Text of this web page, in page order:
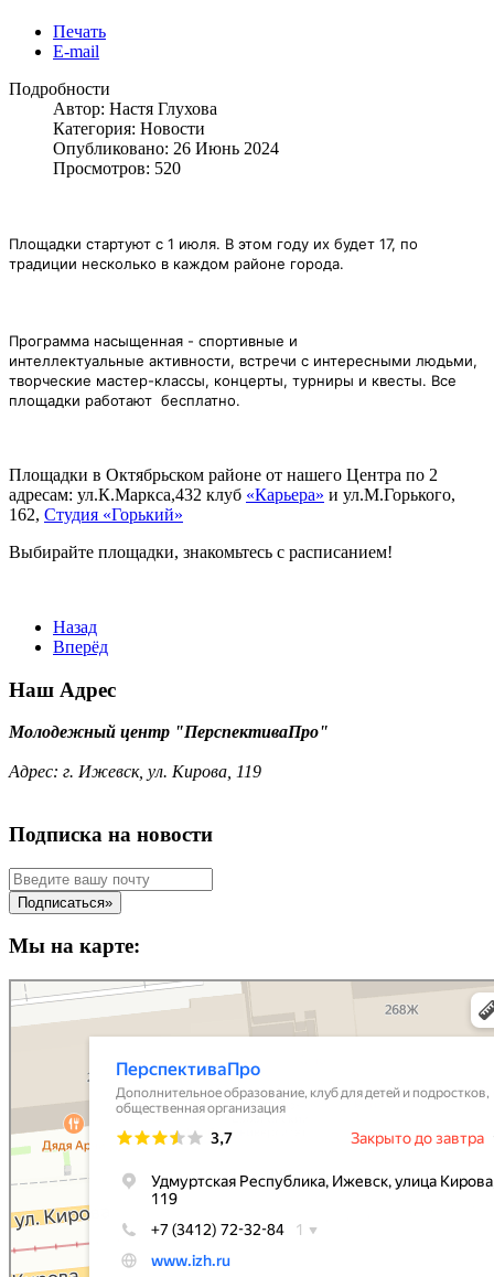
Печать
E-mail
Подробности
Автор: Настя Глухова
Категория: Новости
Опубликовано: 26 Июнь 2024
Просмотров: 520
Площадки стартуют с 1 июля. В этом году их будет 17, по
традиции несколько в каждом районе города.
Программа насыщенная - спортивные и
интеллектуальные активности, встречи с интересными людьми,
творческие мастер-классы, концерты, турниры и квесты. Все
площадки работают бесплатно.
Площадки в Октябрьском районе от нашего Центра по 2
адресам: ул.К.Маркса,432 клуб «Карьера» и ул.М.Горького,
162, Студия «Горький»
Выбирайте площадки, знакомьтесь с расписанием!
Назад
Вперёд
Наш Адрес
Молодежный центр "ПерспективаПро"
Адрес: г. Ижевск, ул. Кирова, 119
Подписка на новости
Мы на карте: